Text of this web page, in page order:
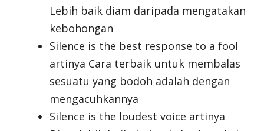
Lebih baik diam daripada mengatakan
kebohongan
Silence is the best response to a fool
artinya Cara terbaik untuk membalas
sesuatu yang bodoh adalah dengan
mengacuhkannya
Silence is the loudest voice artinya